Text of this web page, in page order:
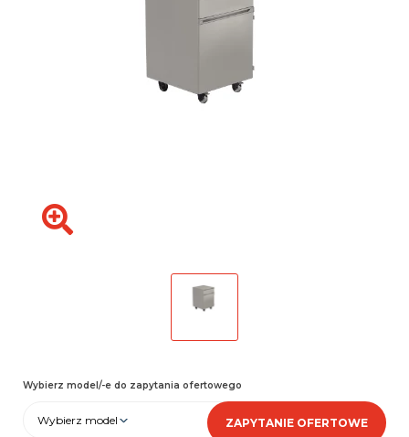
Wybierz model/-e do zapytania ofertowego
Wybierz model ZAPYTANIE OFERTOWE